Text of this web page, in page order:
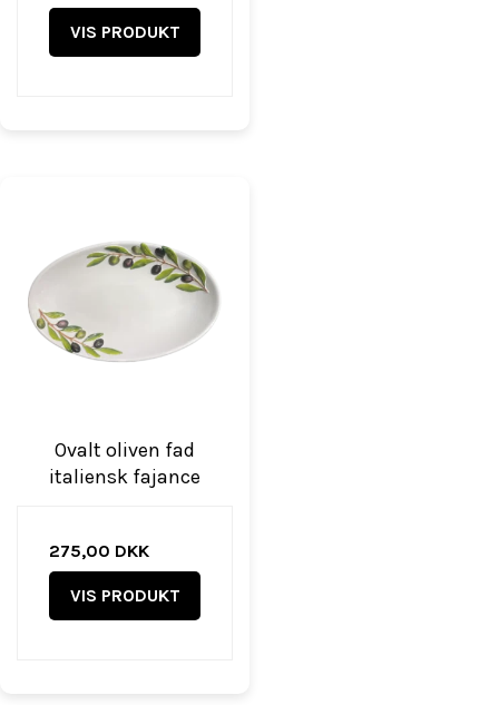
VIS PRODUKT
Ovalt oliven fad
italiensk fajance
275,00 DKK
VIS PRODUKT